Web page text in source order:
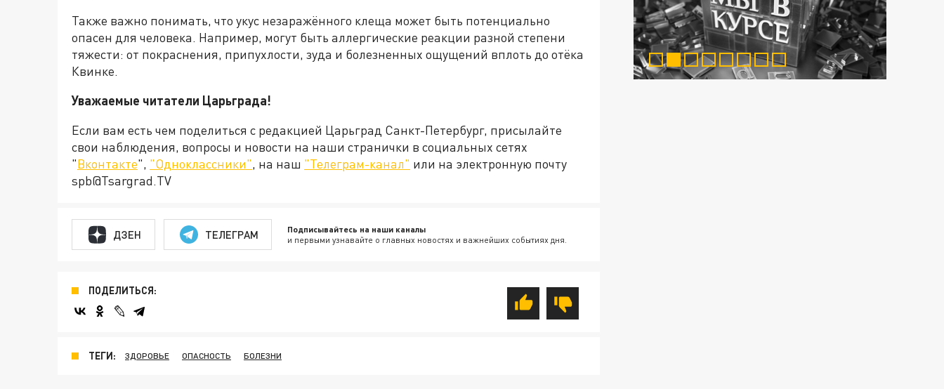
Также важно понимать, что укус незаражённого клеща может быть потенциально
опасен для человека. Например, могут быть аллергические реакции разной степени
тяжести: от покраснения, припухлости, зуда и болезненных ощущений вплоть до отёка
Квинке.
Уважаемые читатели Царьграда!
Если вам есть чем поделиться с редакцией Царьград Санкт-Петербург, присылайте
свои наблюдения, вопросы и новости на наши странички в социальных сетях
"Вконтакте", "Одноклассники", на наш "Телеграм-канал" или на электронную почту
spb@Tsargrad.TV
ДЗЕН ТЕЛЕГРАМ Подписывайтесь на наши каналы
и первыми узнавайте о главных новостях и важнейших событиях дня.
ПОДЕЛИТЬСЯ:
ТЕГИ: ЗДОРОВЬЕ ОПАСНОСТЬ БОЛЕЗНИ